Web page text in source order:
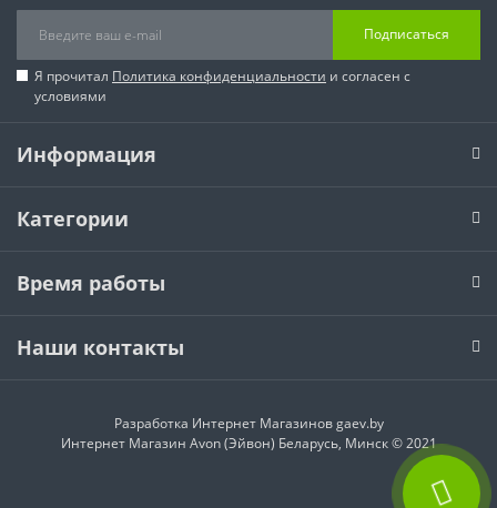
Подписаться
Я прочитал Политика конфиденциальности и согласен с
условиями
Информация
Категории
Время работы
Наши контакты
Разработка Интернет Магазиновgaev.by
Интернет Магазин Avon (Эйвон) Беларусь, Минск © 2021